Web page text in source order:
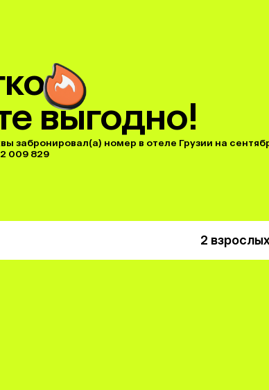
выгодно!
забронировал(а) номер в отеле Грузии на
009 829
2